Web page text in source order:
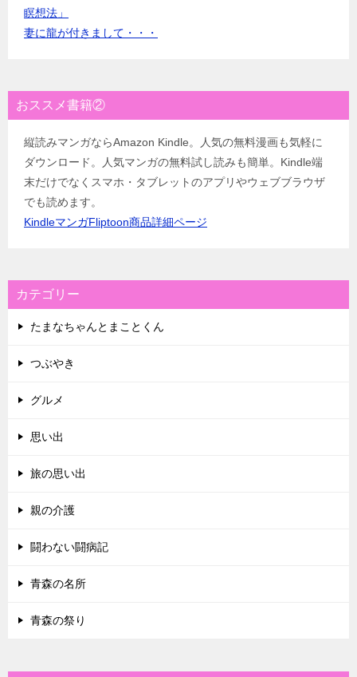
瞑想法」
妻に龍が付きまして・・・
おススメ書籍②
縦読みマンガならAmazon Kindle。人気の無料漫画も気軽に
ダウンロード。人気マンガの無料試し読みも簡単。Kindle端
末だけでなくスマホ・タブレットのアプリやウェブブラウザ
でも読めます。
KindleマンガFliptoon商品詳細ページ
カテゴリー
たまなちゃんとまことくん
つぶやき
グルメ
思い出
旅の思い出
親の介護
闘わない闘病記
青森の名所
青森の祭り